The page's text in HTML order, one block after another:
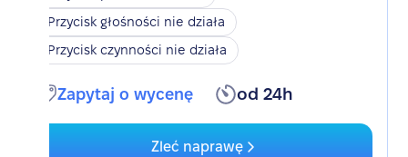
Przycisk głośności nie działa
Przycisk czynności nie działa
Zapytaj o wycenę od 24h
Zleć naprawę